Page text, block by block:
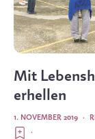
Mit
erhellen
·
1. NOVEMBER 2019
·